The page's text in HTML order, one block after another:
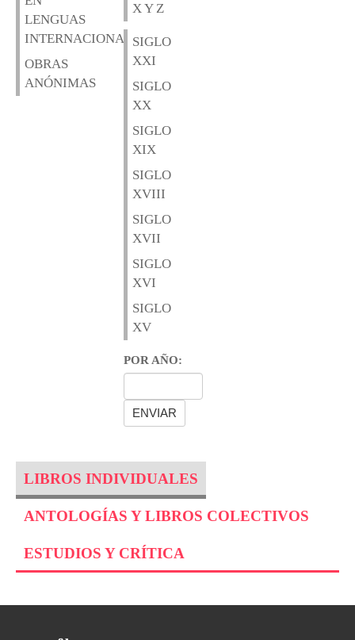
LENGUAS
INTERNACIONALES
OBRAS
ANÓNIMAS
X Y Z
SIGLO
XXI
SIGLO
XX
SIGLO
XIX
SIGLO
XVIII
SIGLO
XVII
SIGLO
XVI
SIGLO
XV
POR AÑO:
LIBROS INDIVIDUALES
ANTOLOGÍAS Y LIBROS COLECTIVOS
ESTUDIOS Y CRÍTICA